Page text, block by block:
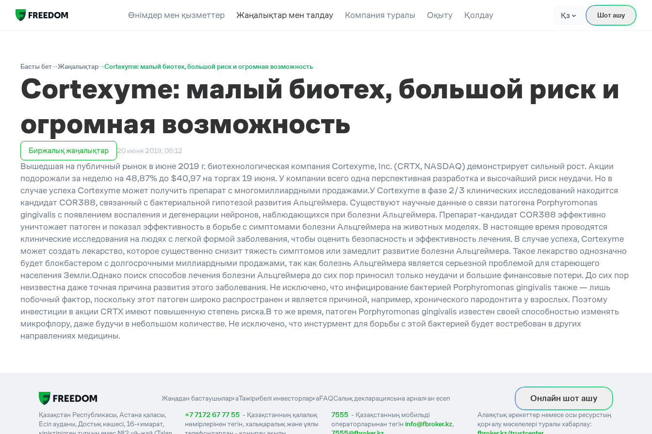
Өнімдер мен қызметтер Жаңалықтар мен талдау Компания туралы Оқыту Қолдау Қз Шот ашу
Басты бет Жаңалықтар Cortexyme: малый биотех, большой риск и огромная возможность
Cortexyme: малый биотех, большой риск и
огромная возможность
Биржалық жаңалықтар 20 июня 2019, 06:12
Вышедшая на публичный рынок в июне 2019 г. биотехнологическая компания Cortexyme, Inc. (CRTX, NASDAQ) демонстрирует сильный рост. Акции
подорожали за неделю на 48,87% до $40,97 на торгах 19 июня. У компании всего одна перспективная разработка и высочайший риск неудачи. Но в
случае успеха Cortexyme может получить препарат с многомиллиардными продажами.У Cortexyme в фазе 2/3 клинических исследований находится
кандидат COR388, связанный с бактериальной гипотезой развития Альцгеймера. Существуют научные данные о связи патогена Porphyromonas
gingivalis с появлением воспаления и дегенерации нейронов, наблюдающихся при болезни Альцгеймера. Препарат-кандидат COR388 эффективно
уничтожает патоген и показал эффективность в борьбе с симптомами болезни Альцгеймера на животных моделях. В настоящее время проводятся
клинические исследования на людях с легкой формой заболевания, чтобы оценить безопасность и эффективность лечения. В случае успеха, Cortexyme
может создать лекарство, которое существенно снизит тяжесть симптомов или замедлит развитие болезни Альцгеймера. Такое лекарство однозначно
будет блокбастером с долгосрочными миллиардными продажами, так как болезнь Альцгеймера является серьезной проблемой для стареющего
населения Земли.Однако поиск способов лечения болезни Альцгеймера до сих пор приносил только неудачи и большие финансовые потери. До сих пор
неизвестна даже точная причина развития этого заболевания. Не исключено, что инфицирование бактерией Porphyromonas gingivalis также — лишь
побочный фактор, поскольку этот патоген широко распространен и является причиной, например, хронического пародонтита у взрослых. Поэтому
инвестиции в акции CRTX имеют повышенную степень риска.В то же время, патоген Porphyromonas gingivalis известен своей способностью изменять
микрофлору, даже будучи в небольшом количестве. Не исключено, что инстурмент для борьбы с этой бактерией будет востребован в других
направлениях медицины.
Жаңадан бастаушыларғаТәжірибелі инвесторларғаFAQСалық декларациясына арналған есеп Онлайн шот ашу
Қазақстан Республикасы, Астана қаласы,
Есіл ауданы, Достық көшесі, 16-ғимарат,
+7 7172 67 77 55 - Қазақстанның қалалық
нөмірлерінен тегін, халықаралық және ұялы
7555 - Қазақстанның мобильді
операторларынан тегін info@fbroker.kz,
Алаяқтық әрекеттер немесе осы ресурстың
қорғалу мәселелері туралы хабарлау: